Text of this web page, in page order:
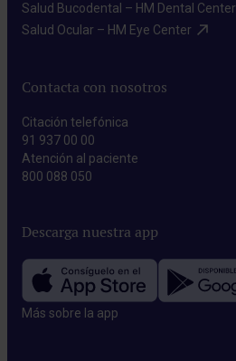
Salud Bucodental – HM Dental Center​
Salud Ocular – HM Eye Center​
Contacta con nosotros
Citación telefónica
91 937 00 00
Atención al paciente
800 088 050
Descarga nuestra app
Más sobre la app​